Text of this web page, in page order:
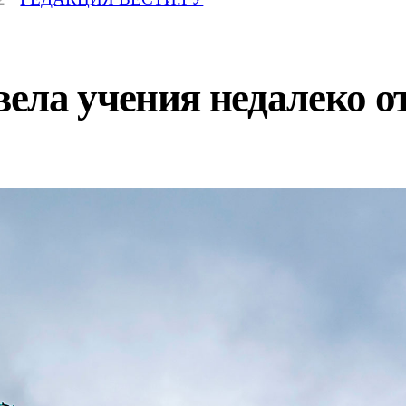
учения недалеко